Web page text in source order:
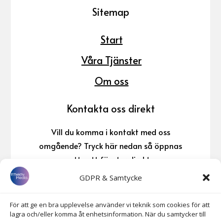
GDPR & Samtycke
För att ge en bra upplevelse använder vi teknik som cookies för att
lagra och/eller komma åt enhetsinformation. När du samtycker till
Sitemap
Start
Våra Tjänster
Om oss
Kontakta oss direkt
Vill du komma i kontakt med oss
omgående? Tryck här nedan så öppnas
ett nytt fönster direkt.
076-145 92 33